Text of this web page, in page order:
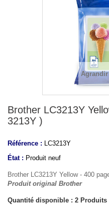
Brother LC3213Y
3213Y )
Référence : LC3213Y
État : Produit neuf
Brother LC3213Y Yellow - 400
Produit original Brother
Quantité disponible : 2